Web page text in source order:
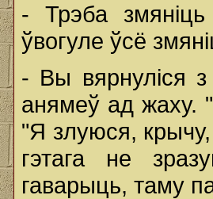
- Трэба змяніць
ўвогуле ўсё
- Вы вярнуліся
анямеў ад жаху.
"Я злуюся,
гэтага не
гаварыць, таму